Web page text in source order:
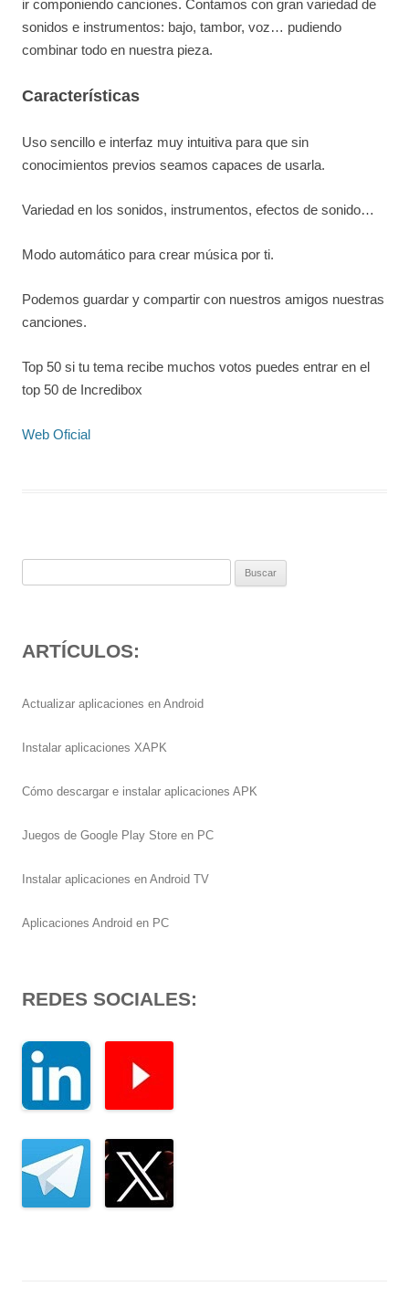
ir componiendo canciones. Contamos con gran variedad de
sonidos e instrumentos: bajo, tambor, voz… pudiendo
combinar todo en nuestra pieza.
Características
Uso sencillo e interfaz muy intuitiva para que sin
conocimientos previos seamos capaces de usarla.
Variedad en los sonidos, instrumentos, efectos de sonido…
Modo automático para crear música por ti.
Podemos guardar y compartir con nuestros amigos nuestras
canciones.
Top 50 si tu tema recibe muchos votos puedes entrar en el
top 50 de Incredibox
Web Oficial
ARTÍCULOS:
Actualizar aplicaciones en Android
Instalar aplicaciones XAPK
Cómo descargar e instalar aplicaciones APK
Juegos de Google Play Store en PC
Instalar aplicaciones en Android TV
Aplicaciones Android en PC
REDES SOCIALES: